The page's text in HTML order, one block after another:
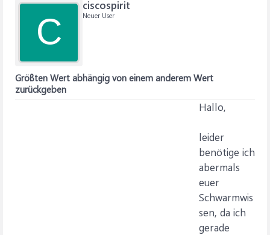
C
ciscospirit
Neuer User
Größten Wert abhängig von einem anderem Wert
zurückgeben
Hallo,
leider
benötige ich
abermals
euer
Schwarmwis
sen, da ich
gerade